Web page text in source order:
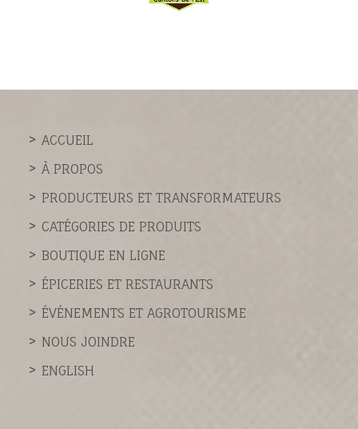
ACCUEIL
À PROPOS
PRODUCTEURS ET TRANSFORMATEURS
CATÉGORIES DE PRODUITS
BOUTIQUE EN LIGNE
ÉPICERIES ET RESTAURANTS
ÉVÉNEMENTS ET AGROTOURISME
NOUS JOINDRE
ENGLISH